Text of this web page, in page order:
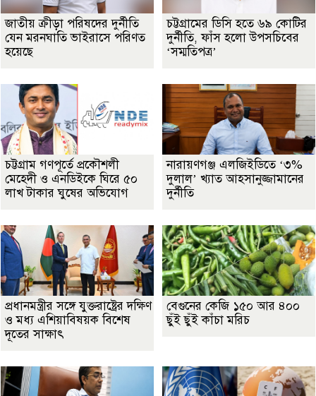
জাতীয় ক্রীড়া পরিষদের দুর্নীতি
যেন মরনঘাতি ভাইরাসে পরিণত
হয়েছে
চট্টগ্রামের ডিসি হতে ৬৯ কোটির
দুর্নীতি, ফাঁস হলো উপসচিবের
‘সম্মতিপত্র’
চট্টগ্রাম গণপূর্তে প্রকৌশলী
মেহেদী ও এনডিইকে ঘিরে ৫০
লাখ টাকার ঘুষের অভিযোগ
নারায়ণগঞ্জ এলজিইডিতে ‘৩%
দুলাল’ খ্যাত আহসানুজ্জামানের
দুর্নীতি
প্রধানমন্ত্রীর সঙ্গে যুক্তরাষ্ট্রের দক্ষিণ
ও মধ্য এশিয়াবিষয়ক বিশেষ
দূতের সাক্ষাৎ
বেগুনের কেজি ১৫০ আর ৪০০
ছুঁই ছুঁই কাঁচা মরিচ